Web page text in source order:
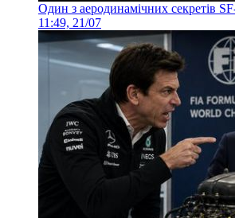
Один з аеродинамічних секретів
11:49, 21/07